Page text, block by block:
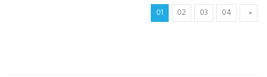
01 02 03 04 »